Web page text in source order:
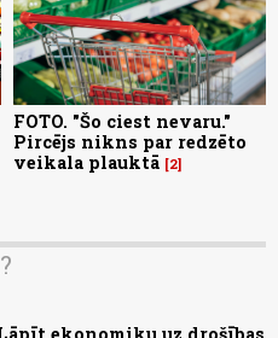
FOTO. "Šo ciest nevaru."
Pircējs nikns par redzēto
veikala plauktā 2